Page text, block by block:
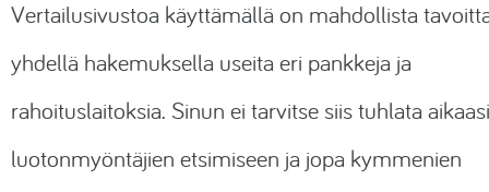
Vertailusivustoa käyttämällä on mahdollista
yhdellä hakemuksella useita eri pankkeja ja
rahoituslaitoksia. Sinun ei tarvitse siis tuhlata
luotonmyöntäjien etsimiseen ja jopa kymmenien